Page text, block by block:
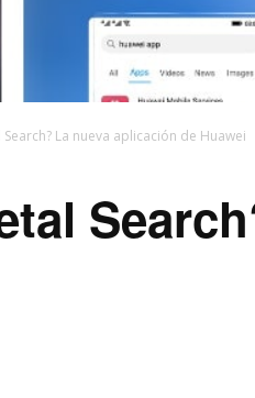
Search? La nueva aplicación de Huawei